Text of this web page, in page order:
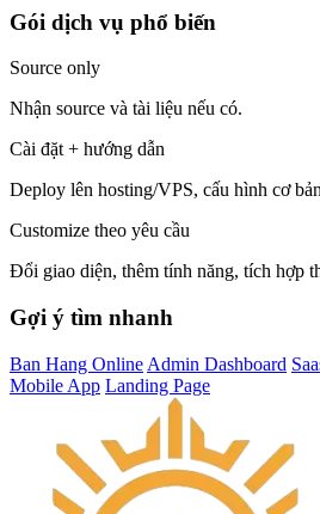
Gói dịch vụ phổ biến
Source only
Nhận source và tài liệu nếu có.
Cài đặt + hướng dẫn
Deploy lên hosting/VPS, cấu hình cơ
Customize theo yêu cầu
Đổi giao diện, thêm tính năng, tích hợp
Gợi ý tìm nhanh
Ban Hang Online Admin Dashboard
Mobile App Landing Page